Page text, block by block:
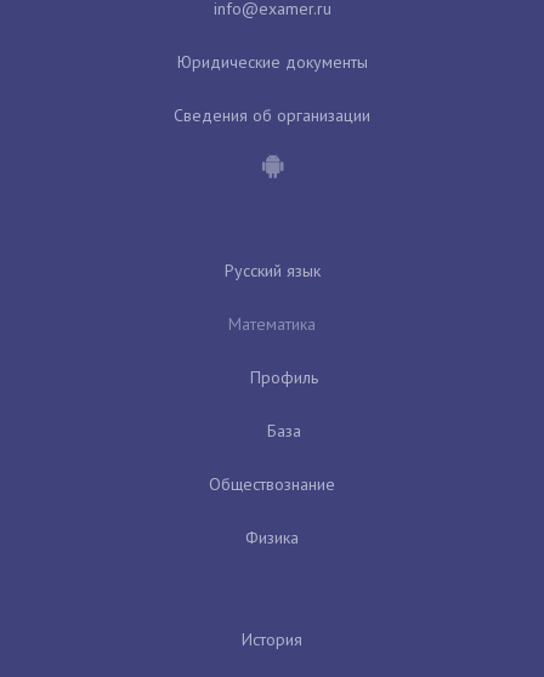
Юридические документы
Сведения об организации
Русский язык
Математика
Профиль
База
Обществознание
Физика
История